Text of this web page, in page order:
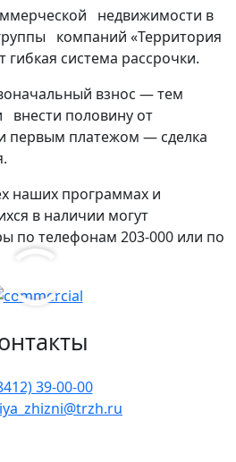
недвижимости в
компаний «Территория
гибкая система рассрочки.
взнос — тем
внести половину от
первым платежом — сделка
наших программах и
в наличии могут
по телефонам 203-000 или по
39-00-00